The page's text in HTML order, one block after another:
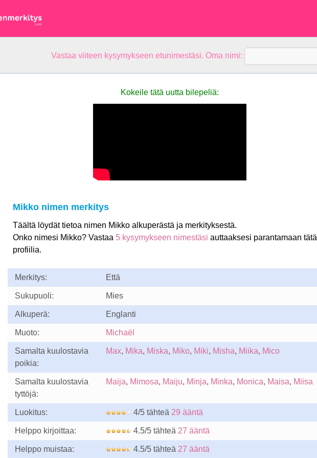
Vastaa viiteen kysymykseen etunimestäsi. Oma nimi:
Kokeile tätä uutta bilepeliä:
Mikko nimen merkitys
Täältä löydät tietoa nimen Mikko alkuperästä ja merkityksestä.
Onko nimesi Mikko? Vastaa 5 kysymykseen nimestäsi auttaaksesi parantamaan tätä
profiilia.
Merkitys: Että
Sukupuoli: Mies
Alkuperä: Englanti
Muoto: Michaël
Samalta kuulostavia
poikia:
Max, Mika, Miska, Miko, Miki, Misha, Miika, Mico
Samalta kuulostavia
tyttöjä:
Maija, Mimosa, Maiju, Minja, Minka, Monica, Maisa, Miisa
Luokitus: 4/5 tähteä 29 ääntä
Helppo kirjoittaa: 4.5/5 tähteä 27 ääntä
Helppo muistaa: 4.5/5 tähteä 27 ääntä